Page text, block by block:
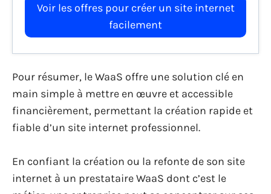
Voir les offres pour créer un site internet
facilement
Pour résumer, le WaaS offre une solution clé en
main simple à mettre en œuvre et accessible
financièrement, permettant la création rapide et
fiable d’un site internet professionnel.
En confiant la création ou la refonte de son site
internet à un prestataire WaaS dont c’est le